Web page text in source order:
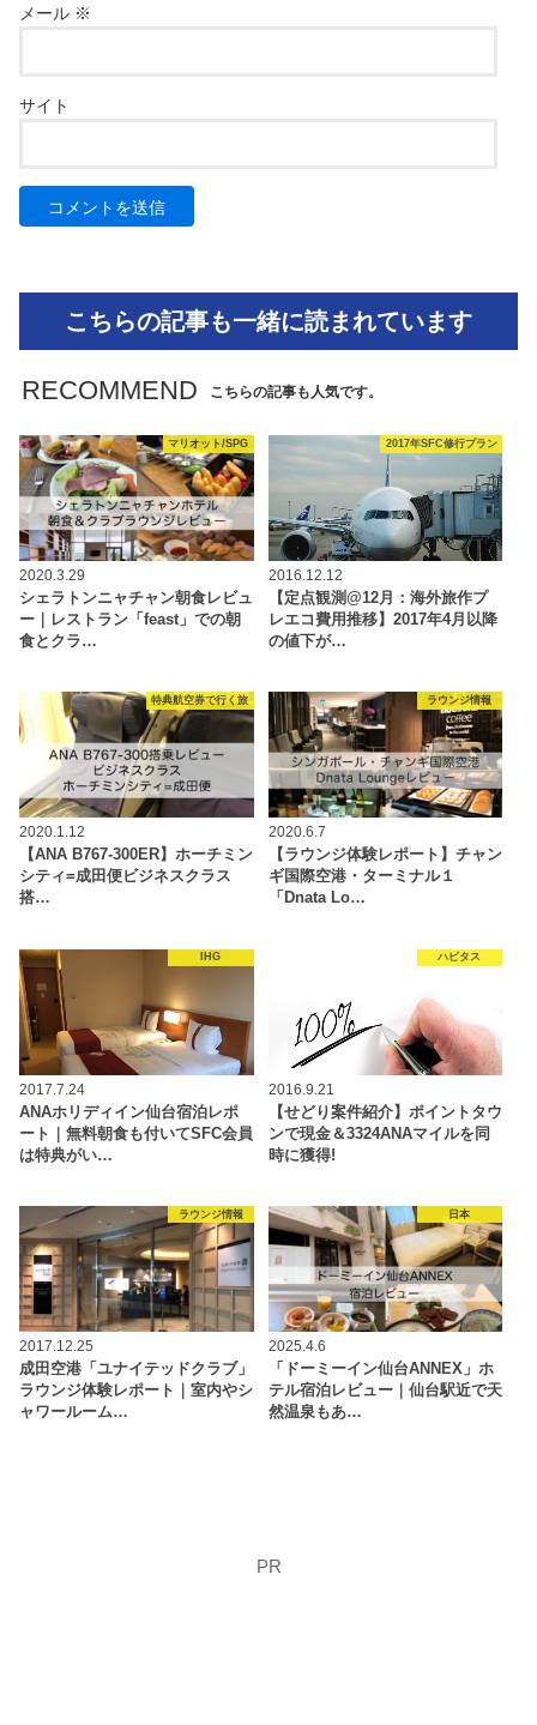
メール ※
サイト
こちらの記事も一緒に読まれています
RECOMMEND こちらの記事も人気です。
マリオット/SPG
2020.3.29
シェラトンニャチャン朝食レビュ
ー｜レストラン「feast」での朝
食とクラ…
2017年SFC修行プラン
2016.12.12
【定点観測@12月：海外旅作プ
レエコ費用推移】2017年4月以降
の値下が…
特典航空券で行く旅
2020.1.12
【ANA B767-300ER】ホーチミン
シティ=成田便ビジネスクラス
搭…
ラウンジ情報
2020.6.7
【ラウンジ体験レポート】チャン
ギ国際空港・ターミナル１
「Dnata Lo…
IHG
2017.7.24
ANAホリディイン仙台宿泊レポ
ート｜無料朝食も付いてSFC会員
は特典がい…
ハピタス
2016.9.21
【せどり案件紹介】ポイントタウ
ンで現金＆3324ANAマイルを同
時に獲得!
ラウンジ情報
2017.12.25
成田空港「ユナイテッドクラブ」
ラウンジ体験レポート｜室内やシ
ャワールーム…
日本
2025.4.6
「ドーミーイン仙台ANNEX」ホ
テル宿泊レビュー｜仙台駅近で天
然温泉もあ…
PR